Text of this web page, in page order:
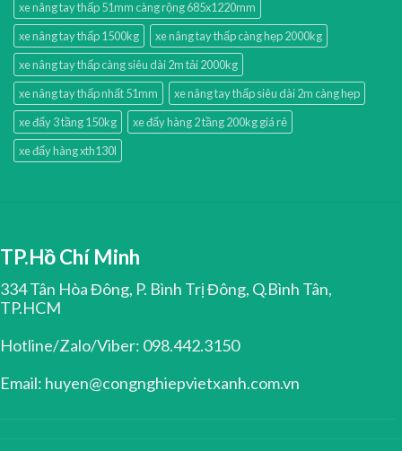
xe nâng tay thấp 51mm càng rộng 685x1220mm
xe nâng tay thấp 1500kg
xe nâng tay thấp càng hẹp 2000kg
xe nâng tay thấp càng siêu dài 2m tải 2000kg
xe nâng tay thấp nhất 51mm
xe nâng tay thấp siêu dài 2m càng hẹp
xe đẩy 3 tầng 150kg
xe đẩy hàng 2 tầng 200kg giá rẻ
xe đẩy hàng xth130l
TP.Hồ Chí Minh
334 Tân Hòa Đông, P. Bình Trị Đông, Q.Bình Tân,
TP.HCM
Hotline/Zalo/Viber: 098.442.3150
Email: huyen@congnghiepvietxanh.com.vn